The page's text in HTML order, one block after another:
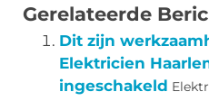
Gerelateerde
Dit zijn
Elektricien
ingeschakeld